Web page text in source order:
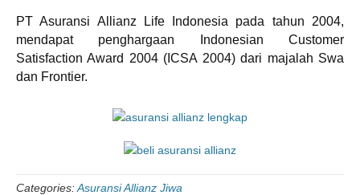
PT Asuransi Allianz Life Indonesia pada tahun 2004,
mendapat penghargaan Indonesian Customer
Satisfaction Award 2004 (ICSA 2004) dari majalah Swa
dan Frontier.
Categories:Asuransi Allianz Jiwa